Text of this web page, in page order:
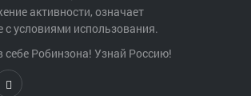
активности, означает
с условиями использования.
себе Робинзона! Узнай Россию!